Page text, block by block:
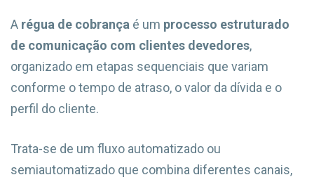
A régua de cobrança é um processo estruturado
de comunicação com clientes devedores,
organizado em etapas sequenciais que variam
conforme o tempo de atraso, o valor da dívida e o
perfil do cliente.
Trata-se de um fluxo automatizado ou
semiautomatizado que combina diferentes canais,